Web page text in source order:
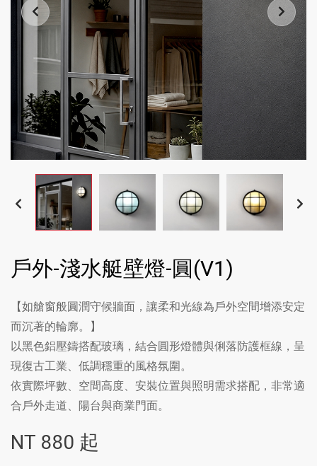
戶外-淺水艇壁燈-圓(V1)
【如艙窗般圓潤守候牆面，讓柔和光線為戶外空間增添安定
而沉著的輪廓。】
以黑色鋁壓鑄搭配玻璃，結合圓形燈體與俐落防護框線，呈
現復古工業、低調穩重的風格氛圍。
依實際坪數、空間高度、安裝位置與照明需求搭配，非常適
合戶外走道、陽台與商業門面。
NT 880 起